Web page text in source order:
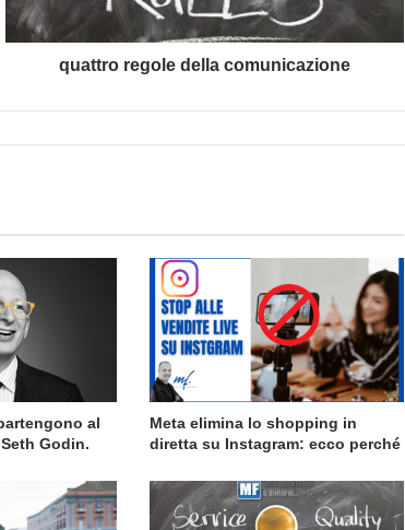
quattro regole della comunicazione
al
Godin.
Meta elimina lo shopping in
diretta su Instagram: ecco perché